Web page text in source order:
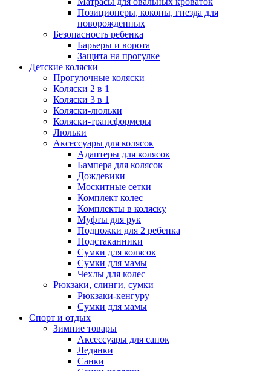
Позиционеры, коконы, гнезда для
новорожденных
Безопасность ребенка
Барьеры и ворота
Защита на прогулке
Детские коляски
Прогулочные коляски
Коляски 2 в 1
Коляски 3 в 1
Коляски-люльки
Коляски-трансформеры
Люльки
Аксессуары для колясок
Адаптеры для колясок
Бампера для колясок
Дождевики
Москитные сетки
Комплект колес
Комплекты в коляску
Муфты для рук
Подножки для 2 ребенка
Подстаканники
Сумки для колясок
Сумки для мамы
Чехлы для колес
Рюкзаки, слинги, сумки
Рюкзаки-кенгуру
Сумки для мамы
Спорт и отдых
Зимние товары
Аксессуары для санок
Ледянки
Санки